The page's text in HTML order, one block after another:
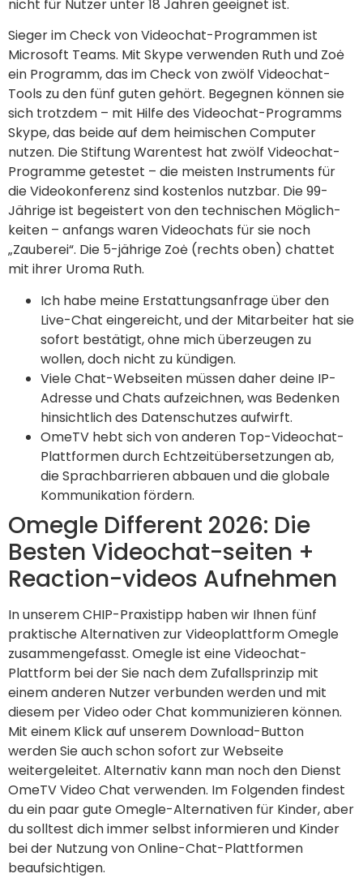
nicht für Nutzer unter 18 Jahren geeignet ist.
Sieger im Check von Videochat-Programmen ist
Microsoft Teams. Mit Skype verwenden Ruth und Zoė
ein Programm, das im Check von zwölf Video­chat-
Tools zu den fünf guten gehört. Begegnen können sie
sich trotzdem – mit Hilfe des Video­chat-Programms
Skype, das beide auf dem heimischen Computer
nutzen. Die Stiftung Warentest hat zwölf Video­chat-
Programme getestet – die meisten Instruments für
die Video­konferenz sind kostenlos nutz­bar. Die 99-
Jährige ist begeistert von den tech­nischen Möglich­
keiten – anfangs waren Video­chats für sie noch
„Zauberei“. Die 5-jährige Zoė (rechts oben) chattet
mit ihrer Uroma Ruth.
Ich habe meine Erstattungsanfrage über den
Live-Chat eingereicht, und der Mitarbeiter hat sie
sofort bestätigt, ohne mich überzeugen zu
wollen, doch nicht zu kündigen.
Viele Chat-Webseiten müssen daher deine IP-
Adresse und Chats aufzeichnen, was Bedenken
hinsichtlich des Datenschutzes aufwirft.
OmeTV hebt sich von anderen Top-Videochat-
Plattformen durch Echtzeitübersetzungen ab,
die Sprachbarrieren abbauen und die globale
Kommunikation fördern.
Omegle Different 2026: Die
Besten Videochat-seiten +
Reaction-videos Aufnehmen
In unserem CHIP-Praxistipp haben wir Ihnen fünf
praktische Alternativen zur Videoplattform Omegle
zusammengefasst. Omegle ist eine Videochat-
Plattform bei der Sie nach dem Zufallsprinzip mit
einem anderen Nutzer verbunden werden und mit
diesem per Video oder Chat kommunizieren können.
Mit einem Klick auf unserem Download-Button
werden Sie auch schon sofort zur Webseite
weitergeleitet. Alternativ kann man noch den Dienst
OmeTV Video Chat verwenden. Im Folgenden findest
du ein paar gute Omegle-Alternativen für Kinder, aber
du solltest dich immer selbst informieren und Kinder
bei der Nutzung von Online-Chat-Plattformen
beaufsichtigen.